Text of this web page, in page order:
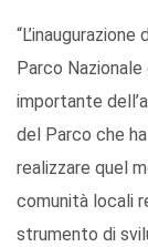
Parco
importante
del Parco che
realizzare quel
comunità locali
strumento di